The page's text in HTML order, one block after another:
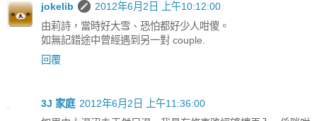
jokelib
2012年6月2日 上午10:12:00
由莉詩，當時好大雪、恐怕都好少人咁傻。
如無記錯途中曾經遇到另一對 couple.
回覆
3J 家庭 2012年6月2日 上午11:36:00